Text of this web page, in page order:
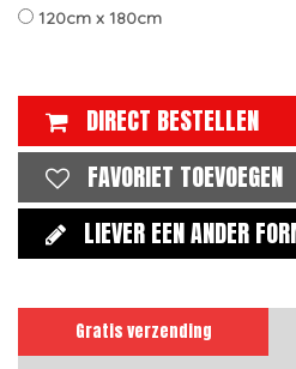
120cm x 180cm
DIRECT BESTELLEN
FAVORIET TOEVOEGEN
LIEVER EEN ANDER
Gratis verzending